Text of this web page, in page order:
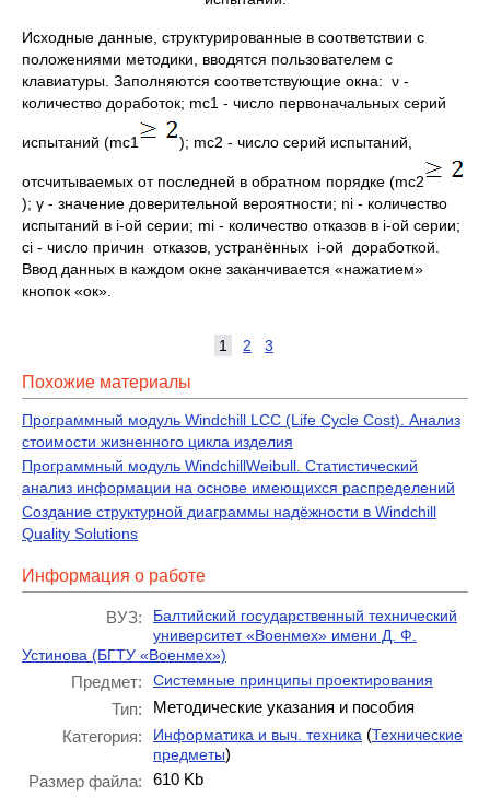
Исходные данные, структурированные в соответствии с
положениями методики, вводятся пользователем с
клавиатуры. Заполняются соответствующие окна: ν -
количество доработок; mc1 - число первоначальных серий
испытаний (mc1 ); mc2 - число серий испытаний,
отсчитываемых от последней в обратном порядке (mc2
); γ - значение доверительной вероятности; ni - количество
испытаний в i-ой серии; mi - количество отказов в i-ой серии;
ci - число причин отказов, устранённых i-ой доработкой.
Ввод данных в каждом окне заканчивается «нажатием»
кнопок «ок».
1 2 3
Похожие материалы
Программный модуль Windchill LCC (Life Cycle Cost). Анализ
стоимости жизненного цикла изделия
Программный модуль WindchillWeibull. Статистический
анализ информации на основе имеющихся распределений
Создание структурной диаграммы надёжности в Windchill
Quality Solutions
Информация о работе
ВУЗ:
Балтийский государственный технический
университет «Военмех» имени Д. Ф.
Устинова (БГТУ «Военмех»)
Предмет: Системные принципы проектирования
Тип:
Методические указания и пособия
Категория:
Информатика и выч. техника (Технические
предметы)
Размер файла:
610 Kb